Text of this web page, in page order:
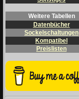
Weitere Tabellen
Datenbücher
Sockelschaltungen
Kompatibel
Preislisten